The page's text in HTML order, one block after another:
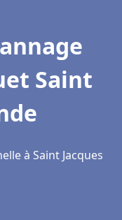
Saint
à Saint Jacques